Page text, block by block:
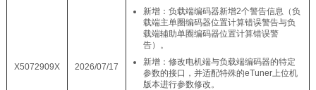
X5072909X 2026/07/17
新增：负载端编码器新增2个警告信息（负
载端主单圈编码器位置计算错误警告与负
载端辅助单圈编码器位置计算错误警
告）。
新增：修改电机端与负载端编码器的特定
参数的接口，并适配特殊的eTuner上位机
版本进行参数修改。